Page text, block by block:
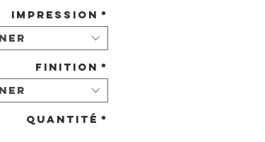
Impression *
Finition *
Quantité *